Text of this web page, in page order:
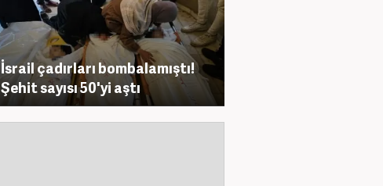
İsrail çadırları bombalamıştı!
Şehit sayısı 50'yi aştı